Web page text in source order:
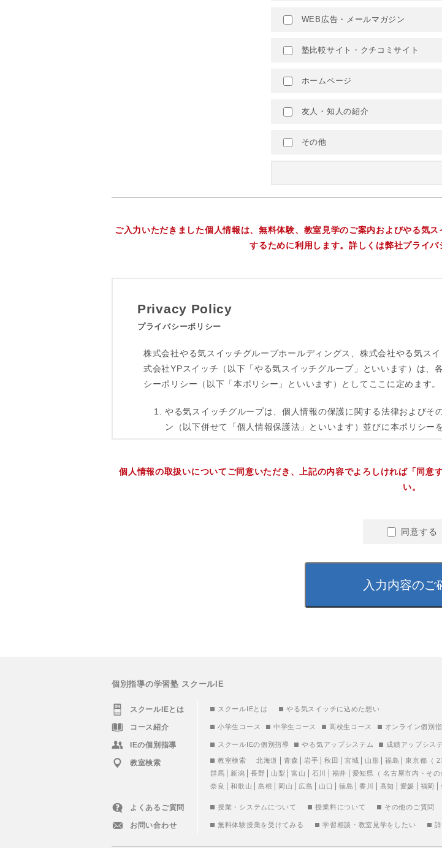
WEB広告・メールマガジン
塾比較サイト・クチコミサイト
ホームページ
友人・知人の紹介
その他
ご入力いただきました個人情報は、無料体験、教室見学のご案内およびやる気
するために利用します。詳しくは弊社プライバ
個人情報の取扱いについてご同意いただき、上記の内容でよろしければ「同意
い。
同意する
個別指導の学習塾 スクールIE
スクールIEとは スクールIEとは やる気スイッチに込めた想い
コース紹介 小学生コース 中学生コース 高校生コース オンライン個別
IEの個別指導 スクールIEの個別指導 やる気アップシステム 成績アップシス
教室検索 教室検索 北海道 青森 岩手 秋田 宮城 山形 福島 東京都 （
群馬
新潟 長野 山梨 富山 石川 福井 愛知県 （名古屋市内 ・ その
奈良
和歌山 島根 岡山 広島 山口 徳島 香川 高知 愛媛 福岡
よくあるご質問 授業・システムについて 授業料について その他のご質問
お問い合わせ 無料体験授業を受けてみる 学習相談・教室見学をしたい